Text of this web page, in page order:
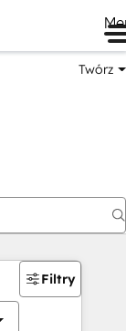
Twórz
Filtry